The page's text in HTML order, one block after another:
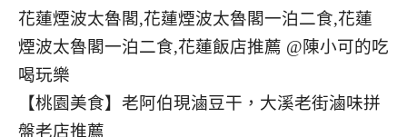
【桃園美食】老阿伯現滷豆干，大溪老街滷味拼
盤老店推薦